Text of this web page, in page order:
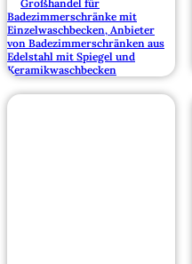
Großhandel für
Badezimmerschränke mit
Einzelwaschbecken, Anbieter
von Badezimmerschränken aus
Edelstahl mit Spiegel und
Keramikwaschbecken